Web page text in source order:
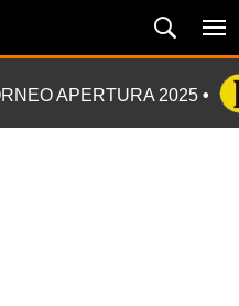
APERTURA 2025